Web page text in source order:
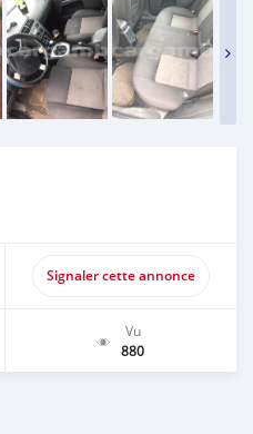
Signaler cette annonce
Vu
880